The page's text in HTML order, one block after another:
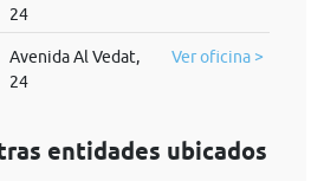
24
Avenida Al Vedat,
24
Ver oficina >
entidades ubicados